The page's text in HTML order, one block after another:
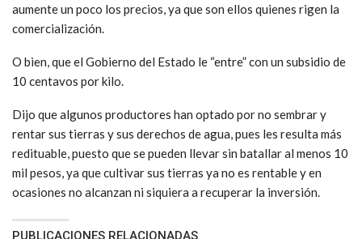
aumente un poco los precios, ya que son ellos quienes rigen la
comercialización.
O bien, que el Gobierno del Estado le “entre” con un subsidio de
10 centavos por kilo.
Dijo que algunos productores han optado por no sembrar y
rentar sus tierras y sus derechos de agua, pues les resulta más
redituable, puesto que se pueden llevar sin batallar al menos 10
mil pesos, ya que cultivar sus tierras ya no es rentable y en
ocasiones no alcanzan ni siquiera a recuperar la inversión.
PUBLICACIONES RELACIONADAS